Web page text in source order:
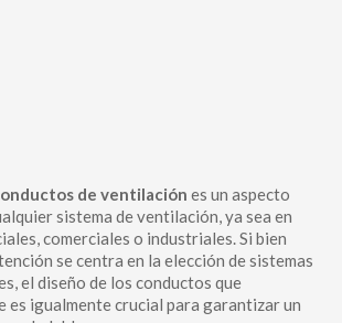
de ventilación es un aspecto
sistema de ventilación, ya sea en
comerciales o industriales. Si bien
se centra en la elección de sistemas
el diseño de los conductos que
es igualmente crucial para garantizar un